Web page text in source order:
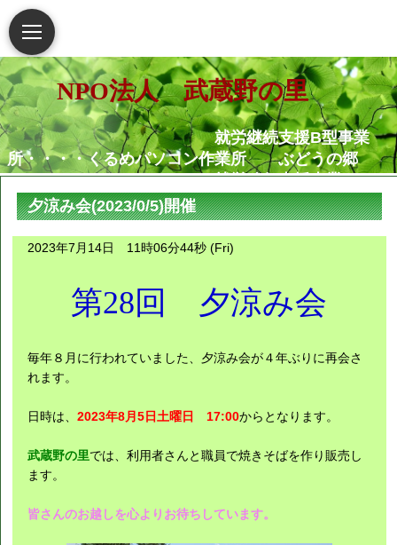
NPO法人 武蔵野の里
就労継続支援B型事業
所・・・・くるめパソコン作業所 ぶどうの郷
就労移行支援事業
所・・・・・・くるめパソコン作業所
相談支援センター武蔵野
の里
就労定着支援センターつ
障害がある人もない人も共に生き
られる地域社会の実現を願っています
夕涼み会(2023/0/5)開催
2023年7月14日 11時06分44秒 (Fri)
第28回 夕涼み会
毎年８月に行われていました、夕涼み会が４年ぶりに再会さ
れます。
日時は、2023年8月5日土曜日 17:00からとなります。
武蔵野の里では、利用者さんと職員で焼きそばを作り販売し
ます。
皆さんのお越しを心よりお待ちしています。